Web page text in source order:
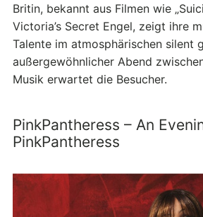
Britin, bekannt aus Filmen wie
Victoria’s Secret Engel, zeigt ihre
Talente im atmosphärischen silent
außergewöhnlicher Abend
Musik erwartet die Besucher.
PinkPantheress – An
PinkPantheress